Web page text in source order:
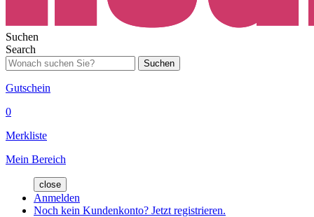
Suchen
Search
Suchen
Gutschein
0
Merkliste
Mein Bereich
close
Anmelden
Noch kein Kundenkonto? Jetzt registrieren.